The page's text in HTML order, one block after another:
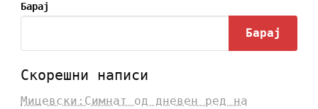
Барај
Барај
Скорешни написи
Мицевски:Симнат од дневен ред на